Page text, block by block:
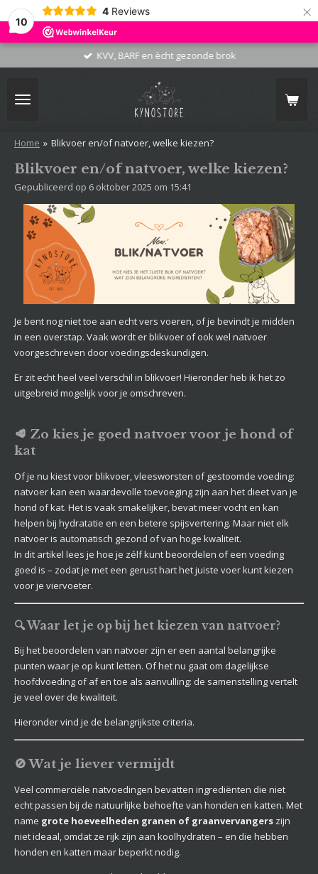
10
4 Reviews ×
KVV, BARF en ècht gezonde brok
Home » Blikvoer en/of natvoer, welke kiezen?
Blikvoer en/of natvoer, welke kiezen?
Gepubliceerd op 6 oktober 2025 om 15:41
Je bent nog niet toe aan echt vers voeren, of je bevindt je midden
in een overstap. Vaak wordt er blikvoer of ook wel natvoer
voorgeschreven door voedingsdeskundigen.
Er zit echt heel veel verschil in blikvoer! Hieronder heb ik het zo
uitgebreid mogelijk voor je omschreven.
🥩 Zo kies je goed natvoer voor je hond of
kat
Of je nu kiest voor blikvoer, vleesworsten of gestoomde voeding:
natvoer kan een waardevolle toevoeging zijn aan het dieet van je
hond of kat. Het is vaak smakelijker, bevat meer vocht en kan
helpen bij hydratatie en een betere spijsvertering. Maar niet elk
natvoer is automatisch gezond of van hoge kwaliteit.
In dit artikel lees je hoe je zélf kunt beoordelen of een voeding
goed is – zodat je met een gerust hart het juiste voer kunt kiezen
voor je viervoeter.
🔍 Waar let je op bij het kiezen van natvoer?
Bij het beoordelen van natvoer zijn er een aantal belangrijke
punten waar je op kunt letten. Of het nu gaat om dagelijkse
hoofdvoeding of af en toe als aanvulling: de samenstelling vertelt
je veel over de kwaliteit.
Hieronder vind je de belangrijkste criteria.
🚫 Wat je liever vermijdt
Veel commerciële natvoedingen bevatten ingrediënten die niet
echt passen bij de natuurlijke behoefte van honden en katten. Met
name grote hoeveelheden granen of graanvervangers zijn
niet ideaal, omdat ze rijk zijn aan koolhydraten – en die hebben
honden en katten maar beperkt nodig.